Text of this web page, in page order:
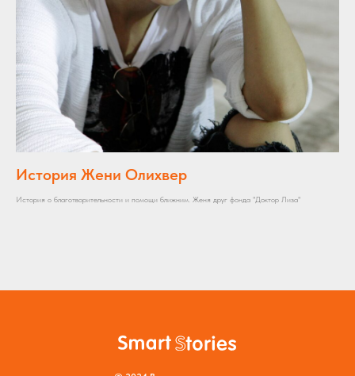
История Жени Олихвер
История о благотворительности и помощи ближним. Женя друг фонда "Доктор Лиза"